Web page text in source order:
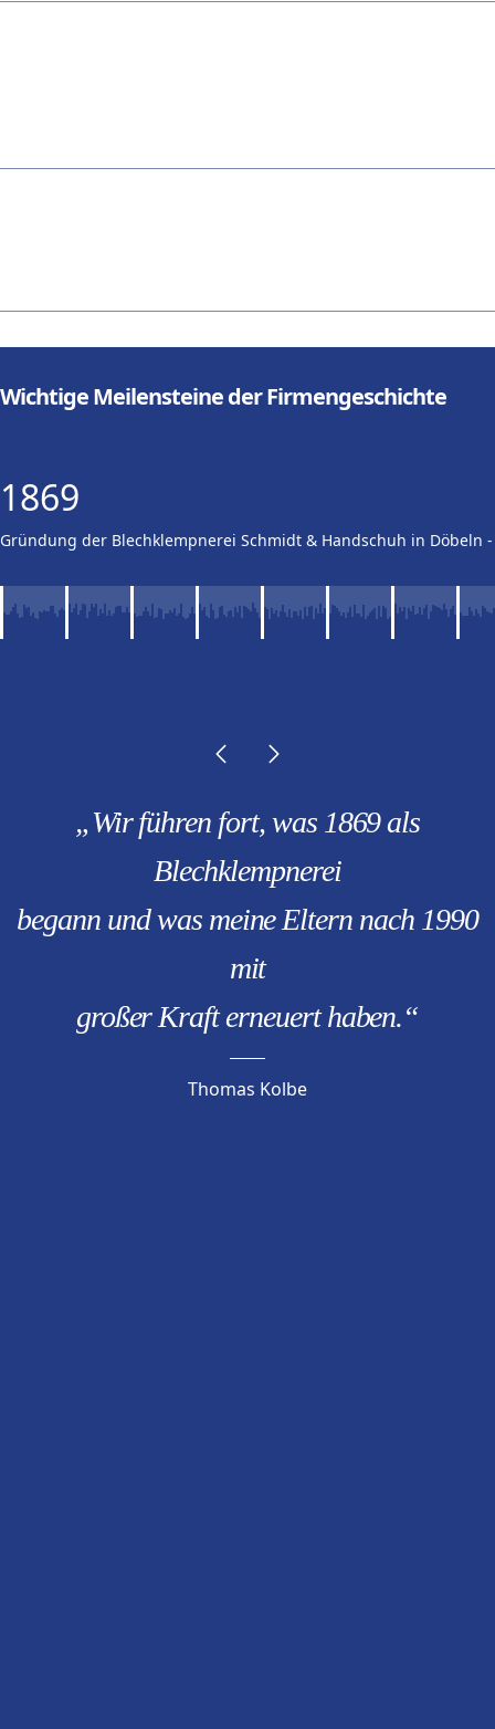
Wichtige Meilensteine der Firmengeschichte
1869
Gründung der Blechklempnerei Schmidt & Handschuh in Döbeln
„Wir führen fort, was 1869 als
Blechklempnerei
begann und was meine Eltern nach 1990
mit
großer Kraft erneuert haben.“
Thomas Kolbe